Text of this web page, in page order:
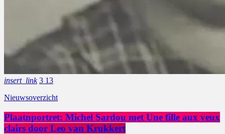
insert_link 3 13
Nieuwsoverzicht
Plaatnportret: Michel Sardou met Une fille aux yeux
clairs door Leo van Krukkert